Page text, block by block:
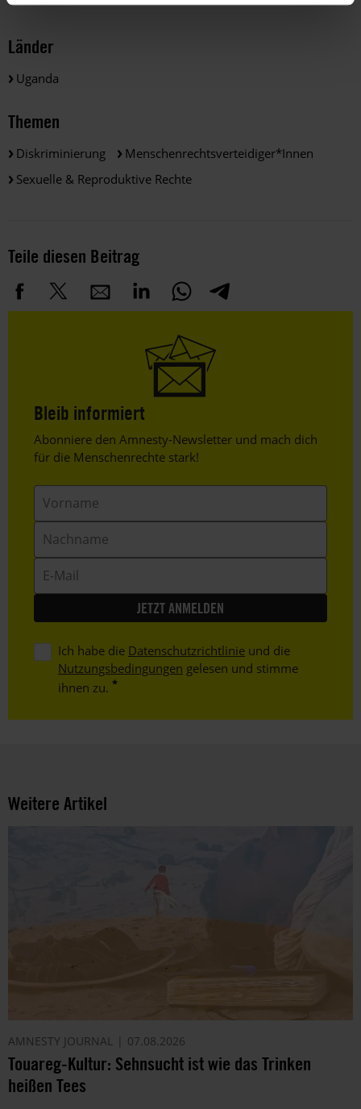
Länder
Uganda
Themen
Diskriminierung
Menschenrechtsverteidiger*innen
Sexuelle & Reproduktive Rechte
Teile diesen Beitrag
Bleib informiert
Header
Text
Abonniere den Amnesty-Newsletter und mach dich
für die Menschenrechte stark!
Mail
Ich habe die Datenschutzrichtlinie und die
Nutzungsbedingungen gelesen und stimme
ihnen zu.
Weitere Artikel
AMNESTY JOURNAL 07.08.2026
Touareg-Kultur: Sehnsucht ist wie das Trinken
heißen Tees